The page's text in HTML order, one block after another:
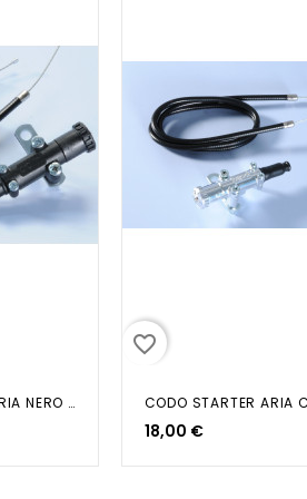
CODO STARTER ARIA NERO COMPLETO...
favorite_border
18,00 €